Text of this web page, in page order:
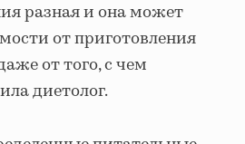
разная и она может
от приготовления
от того, с чем
диетолог.